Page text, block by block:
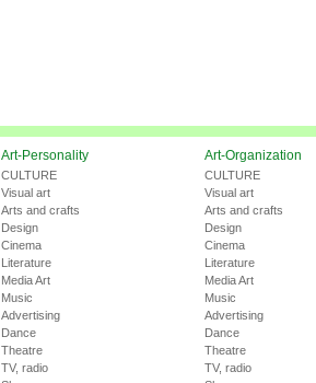
Art-Personality
CULTURE
Visual art
Arts and crafts
Design
Cinema
Literature
Media Art
Music
Advertising
Dance
Theatre
TV, radio
Art-Organization
CULTURE
Visual art
Arts and crafts
Design
Cinema
Literature
Media Art
Music
Advertising
Dance
Theatre
TV, radio